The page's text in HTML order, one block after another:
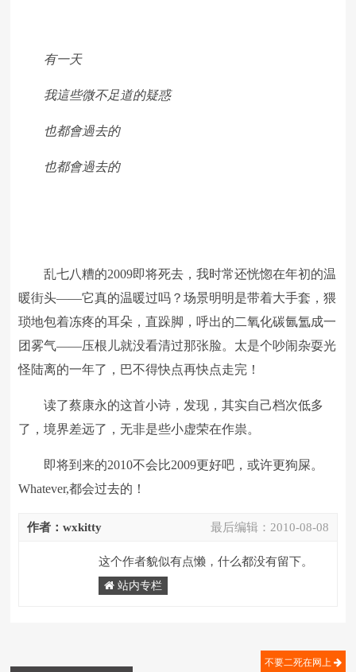
有一天
我這些微不足道的疑惑
也都會過去的
也都會過去的
乱七八糟的2009即将死去，我时常还恍惚在年初的温
暖街头——它真的温暖过吗？场景明明是带着大手套，猥
琐地包着冻疼的耳朵，直跺脚，呼出的二氧化碳氤氲成一
团雾气——压根儿就没看清过那张脸。太是个吵闹杂耍光
怪陆离的一年了，巴不得快点再快点走完！
读了蔡康永的这首小诗，发现，其实自己档次低多
了，境界差远了，无非是些小虚荣在作祟。
即将到来的2010不会比2009更好吧，或许更狗屎。
Whatever,都会过去的！
最后编辑： 2010-08-08
作者：wxkitty
这个作者貌似有点懒，什么都没有留下。
站内专栏
不要二死在网上